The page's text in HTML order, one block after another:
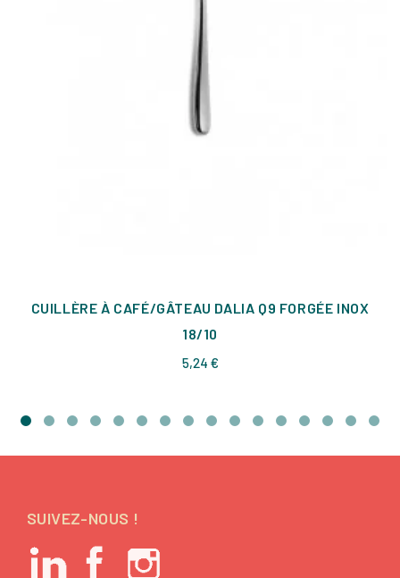
CUILLÈRE À CAFÉ/GÂTEAU DALIA Q9 FORGÉE INOX
18/10
5,24 €Prix
SUIVEZ-NOUS !